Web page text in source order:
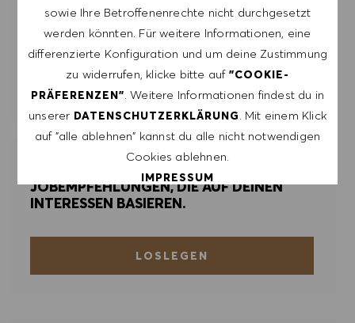
sowie Ihre Betroffenenrechte nicht durchgesetzt
werden könnten. Für weitere Informationen, eine
differenzierte Konfiguration und um deine Zustimmung
zu widerrufen, klicke bitte auf "COOKIE-
PRÄFERENZEN" . Weitere Informationen findest du in
unserer DATENSCHUTZERKLÄRUNG . Mit einem Klick
auf "alle ablehnen" kannst du alle nicht notwendigen
Cookies ablehnen.
IMPRESSUM
ALLE ABLEHNEN
ALERTS VERWALTEN
ERHALTE MASSGESCHNEIDERTE
JOBEMPFEHLUNGEN, DIE AUF DEINEN
INTERESSEN BASIEREN.
LOSLEGEN